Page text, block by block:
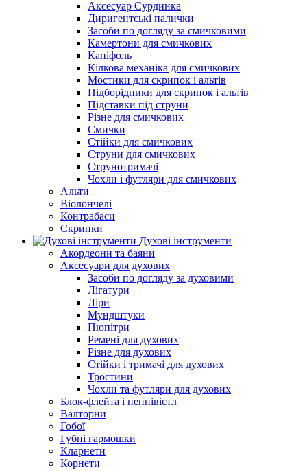
Аксесуар Сурдинка
Диригентські палички
Засоби по догляду за смичковими
Камертони для смичкових
Каніфоль
Кілкова механіка для смичкових
Мостики для скрипок і альтів
Підборiдники для скрипок і альтів
Підставки під струни
Різне для смичкових
Смички
Стійки для смичкових
Струни для смичкових
Струнотримачі
Чохли і футляри для смичкових
Альти
Віолончелі
Контрабаси
Скрипки
Духові інструменти
Акордеони та баяни
Аксесуари для духових
Засоби по догляду за духовими
Лігатури
Ліри
Мундштуки
Пюпітри
Ремені для духових
Різне для духових
Стійки і тримачі для духових
Тростини
Чохли та футляри для духових
Блок-флейта і пеннівістл
Валторни
Гобої
Губні гармошки
Кларнети
Корнети